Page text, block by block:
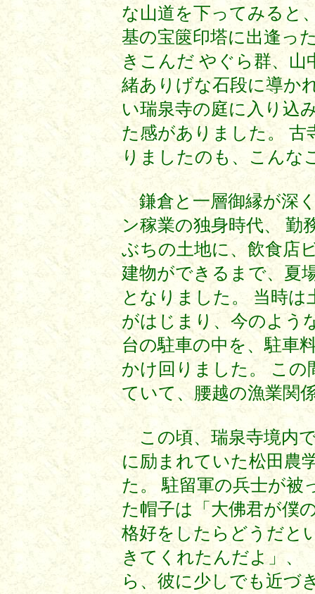
な山道を下ってみると
基の宝篋印塔に出逢っ
きこんだ やぐら群、山
緒ありげな石段に導か
い瑞泉寺の庭に入り込
た感がありました。 古
りましたのも、こんな
鎌倉と一層御縁が深
ン稼業の独身時代、 勤
ぶちの土地に、飲食店
建物ができるまで、夏
となりました。 当時
がはじまり、今のよう
台の駐車の中を、駐車
かけ回りました。 この
ていて、腰越の漁業関
この頃、瑞泉寺境内
に励まれていた松田農
た。 駐留軍の兵士が被
た帽子は「大佛君が僕
格好をしたらどうだと
きてくれたんだよ」、
ら、彼に少しでも近づ